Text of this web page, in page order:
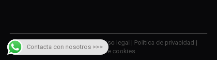
© 2026 AMQM Recambios | Aviso legal | Política de privacidad |
Política de cookies
Contacta con nosotros >>>